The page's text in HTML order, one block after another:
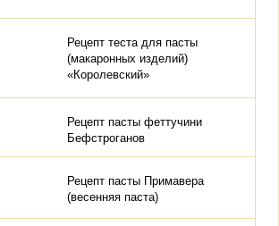
Рецепт теста для пасты
(макаронных изделий)
«Королевский»
Рецепт пасты феттучини
Бефстроганов
Рецепт пасты Примавера
(весенняя паста)